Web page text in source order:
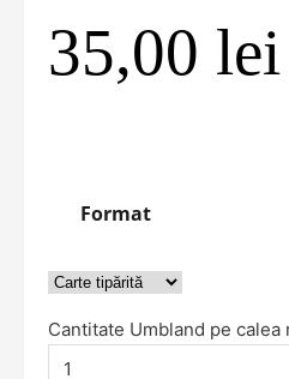
35,00 lei
Format
Cantitate Umbland pe calea